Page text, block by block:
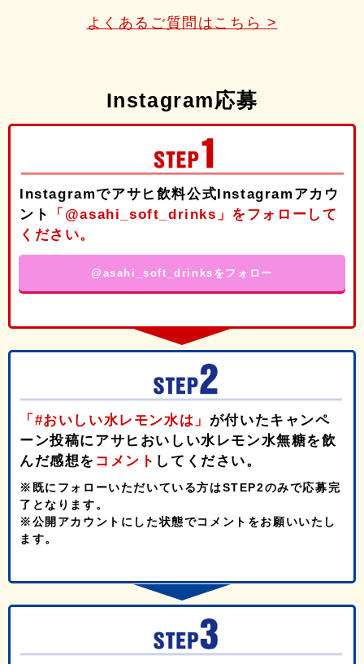
よくあるご質問はこちら >
Instagram応募
Instagramでアサヒ飲料公式Instagramアカウ
ント
「@asahi_soft_drinks」をフォローして
ください。
@asahi_soft_drinksをフォロー
「#おいしい水レモン水は」 が付いたキャンペ
ーン投稿にアサヒおいしい水レモン水無糖を飲
んだ感想を コメント してください。
※既にフォローいただいている方はSTEP2のみで応募完
了となります。
※公開アカウントにした状態でコメントをお願いいたし
ます。